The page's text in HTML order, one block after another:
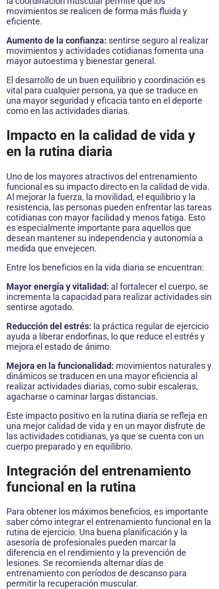
movimientos se realicen de forma más fluida y
eficiente.
Aumento de la confianza: sentirse seguro al realizar
movimientos y actividades cotidianas fomenta una
mayor autoestima y bienestar general.
El desarrollo de un buen equilibrio y coordinación es
vital para cualquier persona, ya que se traduce en
una mayor seguridad y eficacia tanto en el deporte
como en las actividades diarias.
Impacto en la calidad de vida y
en la rutina diaria
Uno de los mayores atractivos del entrenamiento
funcional es su impacto directo en la calidad de vida.
Al mejorar la fuerza, la movilidad, el equilibrio y la
resistencia, las personas pueden enfrentar las tareas
cotidianas con mayor facilidad y menos fatiga. Esto
es especialmente importante para aquellos que
desean mantener su independencia y autonomía a
medida que envejecen.
Entre los beneficios en la vida diaria se encuentran:
Mayor energía y vitalidad: al fortalecer el cuerpo, se
incrementa la capacidad para realizar actividades sin
sentirse agotado.
Reducción del estrés: la práctica regular de ejercicio
ayuda a liberar endorfinas, lo que reduce el estrés y
mejora el estado de ánimo.
Mejora en la funcionalidad: movimientos naturales y
dinámicos se traducen en una mayor eficiencia al
realizar actividades diarias, como subir escaleras,
agacharse o caminar largas distancias.
Este impacto positivo en la rutina diaria se refleja en
una mejor calidad de vida y en un mayor disfrute de
las actividades cotidianas, ya que se cuenta con un
cuerpo preparado y en equilibrio.
Integración del entrenamiento
funcional en la rutina
Para obtener los máximos beneficios, es importante
saber cómo integrar el entrenamiento funcional en la
rutina de ejercicio. Una buena planificación y la
asesoría de profesionales pueden marcar la
diferencia en el rendimiento y la prevención de
lesiones. Se recomienda alternar días de
entrenamiento con períodos de descanso para
permitir la recuperación muscular.